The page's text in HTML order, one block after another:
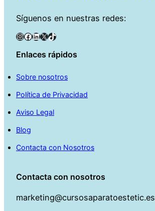
Síguenos en nuestras redes:
InstagramFacebook LinkedIn X TikTok
Enlaces rápidos
Sobre nosotros
Política de Privacidad
Aviso Legal
Blog
Contacta con Nosotros
Contacta con nosotros
marketing@cursosaparatoestetic.es